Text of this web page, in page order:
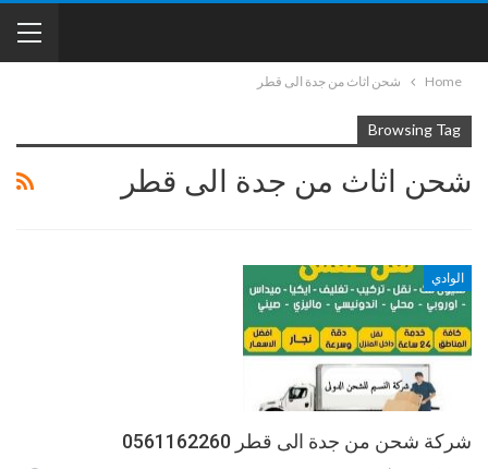
Home شحن اثاث من جدة الى قطر
Browsing Tag
شحن اثاث من جدة الى قطر
الوادي
شركة شحن من جدة الى قطر 0561162260